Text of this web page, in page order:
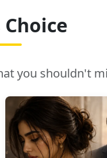
you shouldn't